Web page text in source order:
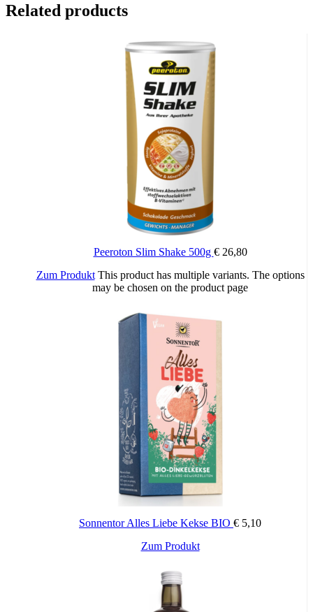
Nähr-/Brennwerte Trockenprodukt pro 100 g
– davon ges. Fettsäure: 0,10 g
Related products
Peeroton Slim Shake 500g €26,80
Zum Produkt This product has multiple variants. The options
may be chosen on the product page
Sonnentor Alles Liebe Kekse BIO € 5,10
Zum Produkt